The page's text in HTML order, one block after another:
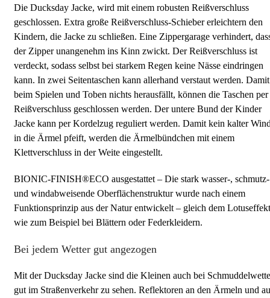
Die Ducksday Jacke, wird mit einem robusten Reißverschluss
geschlossen. Extra große Reißverschluss-Schieber erleichtern den
Kindern, die Jacke zu schließen. Eine Zippergarage verhindert,
der Zipper unangenehm ins Kinn zwickt. Der Reißverschluss ist
verdeckt, sodass selbst bei starkem Regen keine Nässe eindringen
kann. In zwei Seitentaschen kann allerhand verstaut werden. Damit
beim Spielen und Toben nichts herausfällt, können die Taschen per
Reißverschluss geschlossen werden. Der untere Bund der Kinder
Jacke kann per Kordelzug reguliert werden. Damit kein kalter
in die Ärmel pfeift, werden die Ärmelbündchen mit einem
Klettverschluss in der Weite eingestellt.
BIONIC-FINISH®ECO ausgestattet – Die stark wasser-, schmutz-
und windabweisende Oberflächenstruktur wurde nach einem
Funktionsprinzip aus der Natur entwickelt – gleich dem Lotuseffekt
wie zum Beispiel bei Blättern oder Federkleidern.
Bei jedem Wetter gut angezogen
Mit der Ducksday Jacke sind die Kleinen auch bei
gut im Straßenverkehr zu sehen. Reflektoren an den Ärmeln und